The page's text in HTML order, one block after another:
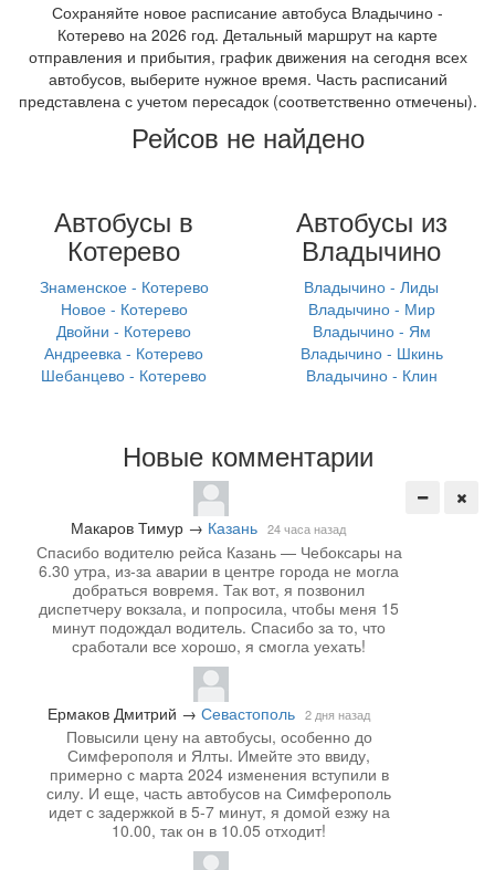
Сохраняйте новое расписание автобуса Владычино -
Котерево на 2026 год. Детальный маршрут на карте
отправления и прибытия, график движения на сегодня всех
автобусов, выберите нужное время. Часть расписаний
представлена с учетом пересадок (соответственно отмечены).
Рейсов не найдено
Автобусы в
Котерево
Знаменское - Котерево
Новое - Котерево
Двойни - Котерево
Андреевка - Котерево
Шебанцево - Котерево
Автобусы из
Владычино
Владычино - Лиды
Владычино - Мир
Владычино - Ям
Владычино - Шкинь
Владычино - Клин
Новые комментарии
Макаров Тимур → Казань 24 часа назад
Спасибо водителю рейса Казань — Чебоксары на
6.30 утра, из-за аварии в центре города не могла
добраться вовремя. Так вот, я позвонил
диспетчеру вокзала, и попросила, чтобы меня 15
минут подождал водитель. Спасибо за то, что
сработали все хорошо, я смогла уехать!
Ермаков Дмитрий → Севастополь 2 дня назад
Повысили цену на автобусы, особенно до
Симферополя и Ялты. Имейте это ввиду,
примерно с марта 2024 изменения вступили в
силу. И еще, часть автобусов на Симферополь
идет с задержкой в 5-7 минут, я домой езжу на
10.00, так он в 10.05 отходит!